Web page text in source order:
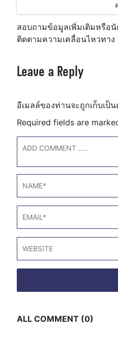
สอบถามข้อมูลเพิ่มเติมหรือ
ติดตามความเคลื่อนไหวทา
Leave a Reply
อีเมลล์ของท่านจะถูกเก็บเป็
Required fields are
ALL COMMENT (0)